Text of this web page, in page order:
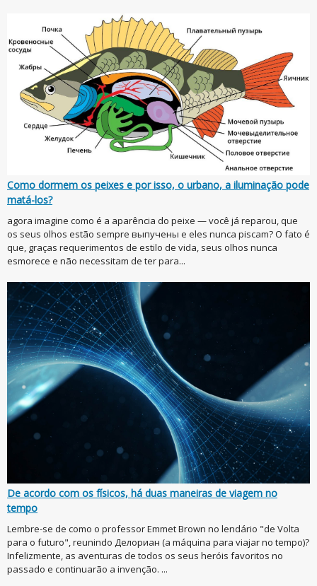
Como dormem os peixes e por isso, o urbano, a iluminação pode
matá-los?
agora imagine como é a aparência do peixe — você já reparou, que
os seus olhos estão sempre выпучены e eles nunca piscam? O fato é
que, graças requerimentos de estilo de vida, seus olhos nunca
esmorece e não necessitam de ter para...
De acordo com os físicos, há duas maneiras de viagem no
tempo
Lembre-se de como o professor Emmet Brown no lendário "de Volta
para o futuro", reunindo Делориан (a máquina para viajar no tempo)?
Infelizmente, as aventuras de todos os seus heróis favoritos no
passado e continuarão a invenção. ...